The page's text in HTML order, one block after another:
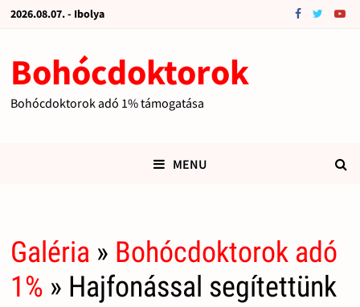
2026.08.07. - Ibolya
Bohócdoktorok
Bohócdoktorok adó 1% támogatása
MENU
Galéria » Bohócdoktorok adó
1% » Hajfonással segítettünk